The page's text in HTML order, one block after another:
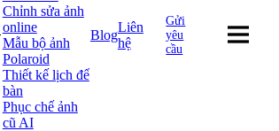
Chỉnh sửa ảnh
online
Mẫu bộ ảnh
Polaroid
Thiết kế lịch để
bàn
Phục chế ảnh
cũ AI
Blog
Liên
hệ
Gửi
yêu
cầu